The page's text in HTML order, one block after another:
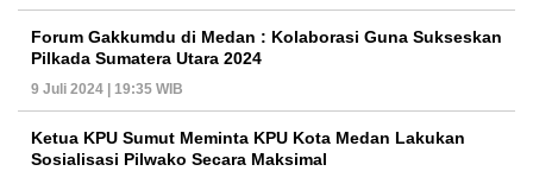
Forum Gakkumdu di Medan : Kolaborasi Guna Sukseskan
Pilkada Sumatera Utara 2024
9 Juli 2024 | 19:35 WIB
Ketua KPU Sumut Meminta KPU Kota Medan Lakukan
Sosialisasi Pilwako Secara Maksimal